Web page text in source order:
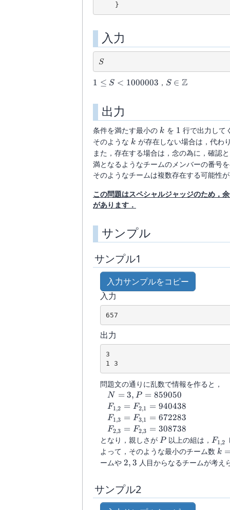
入力
S
S
1 \leq S
1000003
1 ≤ S < 1000003 ， S \in
S ∈ Z
出力
条件を満たす最小の k
k を 1
1 行で出力して
そのような k
k が存在しない場合は，代わ
また，存在する場合は，念の為に，確認
満となるようなチームのメンバーの番号
そのようなチームは複数存在する可能性
この問題はスペシャルジャッジのため，
があります．
サンプル
サンプル1
入力サンプルをコピー
入力
出力
3
問題文の通りに乱数で情報を作ると，
N = 3,
P =
859050
N = 3, P = 859050
F_{1,2}=F_{2,1}
= 940438
F1 ,2 = F2,1 = 940438
F_{1,3}=F_{3,1}
= 672283
F1 ,3 = F3,1 = 672283
F_{2,3}=F_{2,3}
= 308738
F2,3 = F2,3 = 308738
となり，親しさが P
P 以上の組は，F1 ,2
よって，そのような最小のチーム数 k
ームや 2,3
2, 3 人目からなるチームが考え
サンプル2